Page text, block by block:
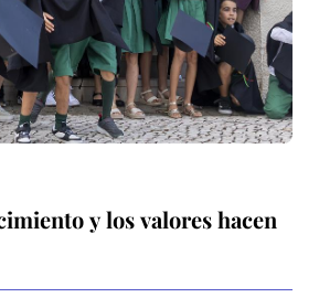
y los valores hacen